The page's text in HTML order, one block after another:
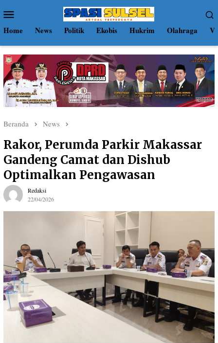
ke
kontenMobile
Home News Politik Ekobis Hukrim Olahraga
Beranda News
Rakor, Perumda Parkir Makassar
Gandeng Camat dan Dishub
Optimalkan Pengawasan
Redaksi
22/04/2026